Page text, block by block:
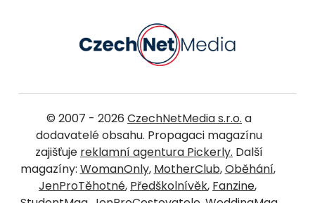
© 2007 - 2026 CzechNetMedia s.r.o. a
dodavatelé obsahu. Propagaci magazínu
zajišťuje reklamní agentura Pickerly. Další
magazíny: WomanOnly, MotherClub,Oběhání,
JenProTěhotné, Předškolnívěk, Fanzine,